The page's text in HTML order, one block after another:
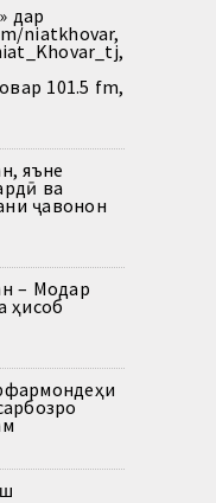
дар
niatkhovar,
101.5 fm,
яъне
ва
ҷавонон
– Модар
ҳисоб